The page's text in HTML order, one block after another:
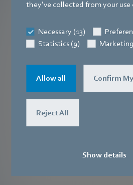
they’ve collected from your use
Necessary (13)
Statistics (9)
Allow all Confirm
Reject All
Show details